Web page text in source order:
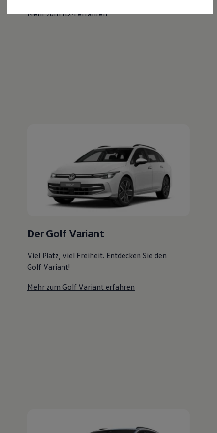
Entertainment und Elektronik
Live Beratung
Transport
Familie
Elektromobilität
Volkswagen R
Pannen- und Unfallhilfe
Mehr zum ID.4 erfahren
Der Golf Variant
Viel Platz, viel Freiheit. Entdecken Sie den
Golf Variant!